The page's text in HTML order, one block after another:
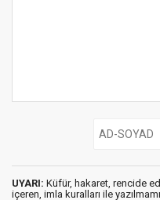
UYARI: Küfür, hakaret, rencide
içeren, imla kuralları ile